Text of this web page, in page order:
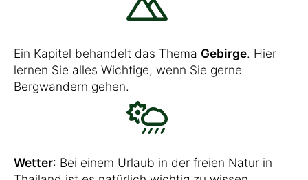
Ein Kapitel behandelt das Thema Gebirge. Hier
lernen Sie alles Wichtige, wenn Sie gerne
Bergwandern gehen.
Wetter: Bei einem Urlaub in der freien Natur in